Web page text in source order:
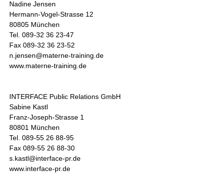
Nadine Jensen
Hermann-Vogel-Strasse 12
80805 München
Tel. 089-32 36 23-47
Fax 089-32 36 23-52
n.jensen@materne-training.de
www.materne-training.de
INTERFACE Public Relations GmbH
Sabine Kastl
Franz-Joseph-Strasse 1
80801 München
Tel. 089-55 26 88-95
Fax 089-55 26 88-30
s.kastl@interface-pr.de
www.interface-pr.de